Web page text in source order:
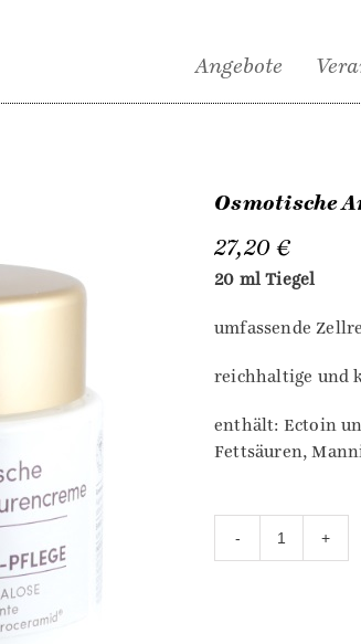
Angebote
Osmotische
27,20€
20 ml Tiegel
umfassende
reichhaltige und
enthält: Ectoin
Fettsäuren,